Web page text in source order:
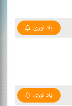
یاد اوری
یاد اوری